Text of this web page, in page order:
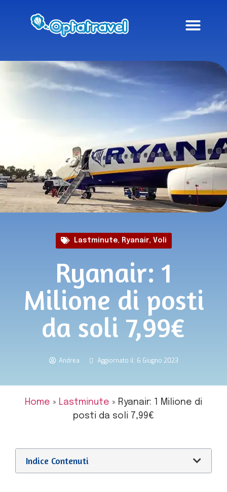
Lastminute, Ryanair, Voli
Ryanair: 1
Milione di posti
da soli 7,99€
Andrea Aggiornato il: 6 Giugno 2023
Home » Lastminute » Ryanair: 1 Milione di
posti da soli 7,99€
Indice Contenuti